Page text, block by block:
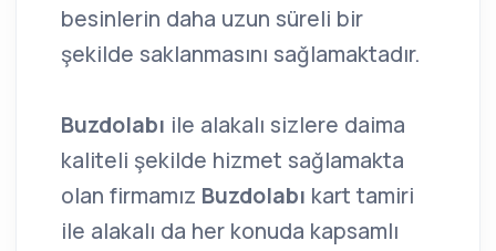
besinlerin daha uzun süreli bir
şekilde saklanmasını sağlamaktadır.
Buzdolabı ile alakalı sizlere daima
kaliteli şekilde hizmet sağlamakta
olan firmamız Buzdolabı kart tamiri
ile alakalı da her konuda kapsamlı